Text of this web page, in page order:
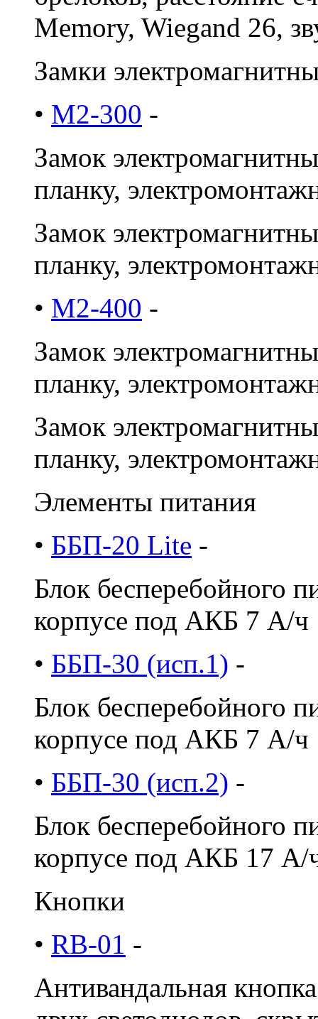
Memory, Wiegand 26,
Замки
• M2-300 -
Замок
планку,
Замок
планку,
• M2-400 -
Замок
планку,
Замок
планку,
Элементы питания
• ББП-20 Lite -
Блок бесперебойного
корпусе под АКБ 7 A/ч
• ББП-30 (исп.1) -
Блок бесперебойного
корпусе под АКБ 7 A/ч
• ББП-30 (исп.2) -
Блок бесперебойного
корпусе под АКБ 17 A/
Кнопки
• RB-01 -
Антивандальная